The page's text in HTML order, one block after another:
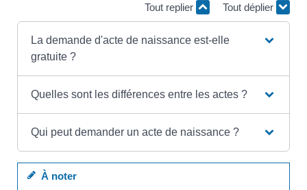
Tout replier Tout déplier
La demande d'acte de naissance est-elle
gratuite ?
Quelles sont les différences entre les actes ?
Qui peut demander un acte de naissance ?
À noter